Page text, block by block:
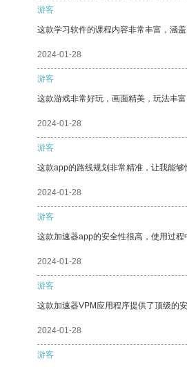
游客
这款学习软件的课程内容非常丰富，涵
2024-01-28
游客
这款游戏非常好玩，画面精美，玩法丰富
2024-01-28
游客
这款app的路线规划非常精准，让我能够
2024-01-28
游客
这款加速器app的安全性很高，使用过
2024-01-28
游客
这款加速器VPM应用程序提供了顶级的
2024-01-28
游客